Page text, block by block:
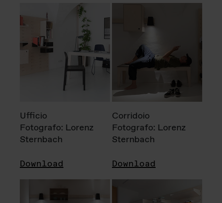
Ufficio
Fotografo: Lorenz
Sternbach
Download
Corridoio
Fotografo: Lorenz
Sternbach
Download